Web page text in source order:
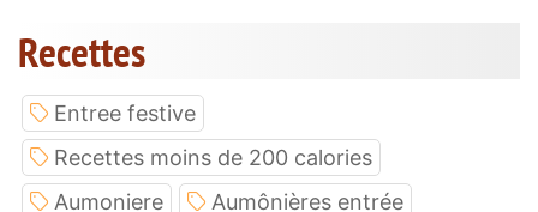
Recettes
Entree festive
Recettes moins de 200 calories
Aumoniere
Aumônières entrée